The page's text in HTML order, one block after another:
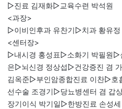
▷진료 김재화▷교육수련 박석원
<과장>
▷이비인후과 유찬기▷치과 황유정
<센터장>
▷내시경 홍성표▷소화기 박필원▷
은▷뇌신경 정상섭▷건강증진 겸
김옥준▷부인암종합진료 이찬▷호
선수술 조경기▷당뇨병센터 겸 갑
장기이식 박기일▷한방진료 손성세